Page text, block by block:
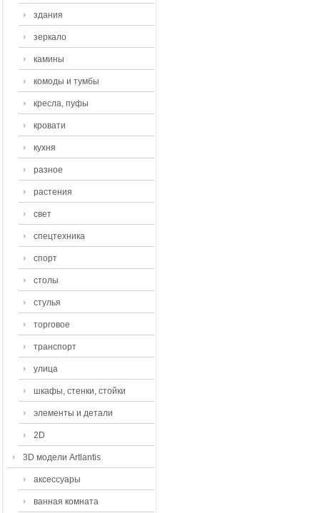
здания
зеркало
камины
комоды и тумбы
кресла, пуфы
кровати
кухня
разное
растения
свет
спецтехника
спорт
столы
стулья
торговое
транспорт
улица
шкафы, стенки, стойки
элементы и детали
2D
3D модели Artlantis
аксессуары
ванная комната